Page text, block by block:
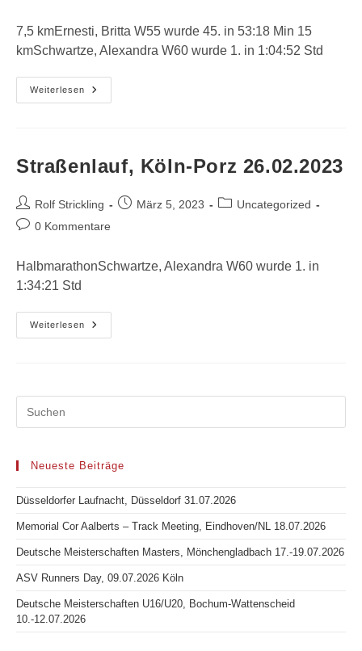
7,5 kmErnesti, Britta W55 wurde 45. in 53:18 Min 15
kmSchwartze, Alexandra W60 wurde 1. in 1:04:52 Std
Weiterlesen
Winterlaufserie
2.
Straßenlauf, Köln-Porz 26.02.2023
Beitrags-
Autor:
Rolf Strickling
BeitragMärz 5, 2023
Beitrags-
Uncategorized
Beitrags-
0 Kommentare
HalbmarathonSchwartze, Alexandra W60 wurde 1. in
1:34:21 Std
Weiterlesen
Straßenlauf,
Köln-
Neueste Beiträge
Düsseldorfer Laufnacht, Düsseldorf 31.07.2026
Memorial Cor Aalberts – Track Meeting, Eindhoven/NL 18.07.2026
Deutsche Meisterschaften Masters, Mönchengladbach 17.-19.07.2026
ASV Runners Day, 09.07.2026 Köln
Deutsche Meisterschaften U16/U20, Bochum-Wattenscheid
10.-12.07.2026